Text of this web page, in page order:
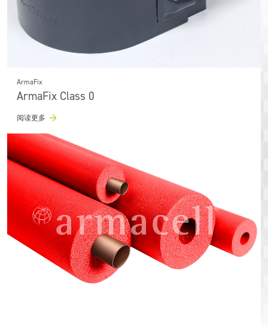
ArmaFix
ArmaFix Class 0
阅读更多